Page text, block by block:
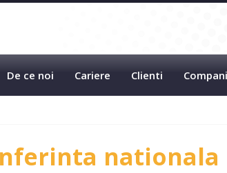
De ce noi Cariere Clienti
nationala